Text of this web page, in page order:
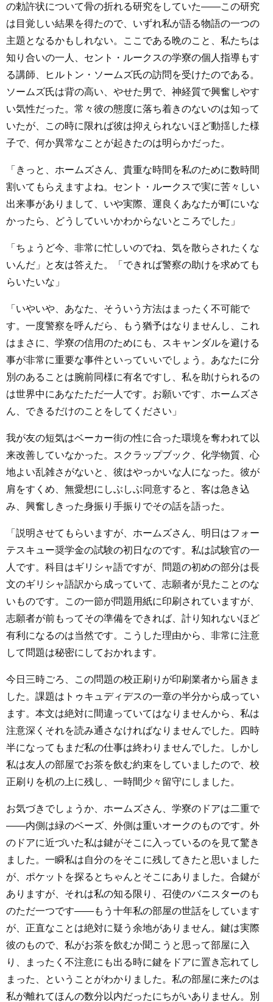
の勅許状について骨の折れる研究をしていた――この研究
は目覚しい結果を得たので、いずれ私が語る物語の一つの
主題となるかもしれない。ここである晩のこと、私たちは
知り合いの一人、セント・ルークスの学寮の個人指導もす
る講師、ヒルトン・ソームズ氏の訪問を受けたのである。
ソームズ氏は背の高い、やせた男で、神経質で興奮しやす
い気性だった。常々彼の態度に落ち着きのないのは知って
いたが、この時に限れば彼は抑えられないほど動揺した様
子で、何か異常なことが起きたのは明らかだった。
「きっと、ホームズさん、貴重な時間を私のために数時間
割いてもらえますよね。セント・ルークスで実に苦々しい
出来事がありまして、いや実際、運良くあなたが町にいな
かったら、どうしていいかわからないところでした」
「ちょうど今、非常に忙しいのでね、気を散らされたくな
いんだ」と友は答えた。「できれば警察の助けを求めても
らいたいな」
「いやいや、あなた、そういう方法はまったく不可能で
す。一度警察を呼んだら、もう猶予はなりませんし、これ
はまさに、学寮の信用のためにも、スキャンダルを避ける
事が非常に重要な事件といっていいでしょう。あなたに分
別のあることは腕前同様に有名ですし、私を助けられるの
は世界中にあなたただ一人です。お願いです、ホームズさ
ん、できるだけのことをしてください」
我が友の短気はベーカー街の性に合った環境を奪われて以
来改善していなかった。スクラップブック、化学物質、心
地よい乱雑さがないと、彼はやっかいな人になった。彼が
肩をすくめ、無愛想にしぶしぶ同意すると、客は急き込
み、興奮しきった身振り手振りでその話を語った。
「説明させてもらいますが、ホームズさん、明日はフォー
テスキュー奨学金の試験の初日なのです。私は試験官の一
人です。科目はギリシャ語ですが、問題の初めの部分は長
文のギリシャ語訳から成っていて、志願者が見たことのな
いものです。この一節が問題用紙に印刷されていますが、
志願者が前もってその準備をできれば、計り知れないほど
有利になるのは当然です。こうした理由から、非常に注意
して問題は秘密にしておかれます。
今日三時ごろ、この問題の校正刷りが印刷業者から届きま
した。課題はトゥキュディデスの一章の半分から成ってい
ます。本文は絶対に間違っていてはなりませんから、私は
注意深くそれを読み通さなければなりませんでした。四時
半になってもまだ私の仕事は終わりませんでした。しかし
私は友人の部屋でお茶を飲む約束をしていましたので、校
正刷りを机の上に残し、一時間少々留守にしました。
お気づきでしょうか、ホームズさん、学寮のドアは二重で
――内側は緑のベーズ、外側は重いオークのものです。外
のドアに近づいた私は鍵がそこに入っているのを見て驚き
ました。一瞬私は自分のをそこに残してきたと思いました
が、ポケットを探るとちゃんとそこにありました。合鍵が
ありますが、それは私の知る限り、召使のバニスターのも
のただ一つです――もう十年私の部屋の世話をしています
が、正直なことは絶対に疑う余地がありません。鍵は実際
彼のもので、私がお茶を飲むか聞こうと思って部屋に入
り、まったく不注意にも出る時に鍵をドアに置き忘れてし
まった、ということがわかりました。私の部屋に来たのは
私が離れてほんの数分以内だったにちがいありません。別